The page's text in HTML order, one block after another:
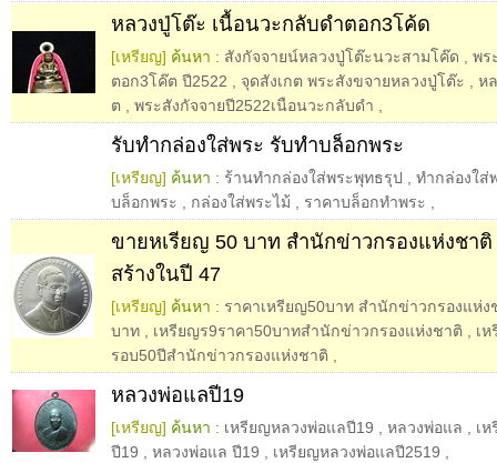
หลวงปู่โต๊ะ เนื้อนวะกลับดำตอก3โค้ด
[เหรียญ] ค้นหา : สังกัจจายน์หลวงปู่โต๊ะนวะสามโค๊ด
พร
ตอก3โค๊ต ปี2522
จุดสังเกต พระสังขจายหลวงปู่โต๊ะ
ห
ต
พระสังกัจจายปี2522เนือนวะกลับดำ
รับทำกล่องใส่พระ รับทำบล็อกพระ
[เหรียญ] ค้นหา : ร้านทำกล่องใส่พระพุทธรุป
ทำกล่องใส่
บล็อกพระ
กล่องใส่พระไม้ ราคาบล็อกทำพระ
ขายหเรียญ 50 บาท สำนักข่าวกรองแห่งชา
สร้างในปี 47
[เหรียญ] ค้นหา : ราคาเหรียญ50บาท สำนักข่าวกรองแห่ง
บาท
เหรียญร9ราคา50บาทสำนักข่าวกรองแห่งชาติ
เ
รอบ50ปีสำนักข่าวกรองแห่งชาติ
หลวงพ่อแลปี19
[เหรียญ] ค้นหา : เหรียญหลวงพ่อแลปี19 หลวงพ่อแล
เ
ปี19
หลวงพ่อแล ปี19 เหรียญหลวงพ่อแลปี2519